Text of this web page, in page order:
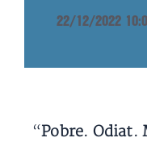
22/12/2022
“Pobre. Odiat.